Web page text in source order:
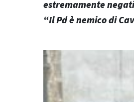
estremamente
“Il Pd è nemico di